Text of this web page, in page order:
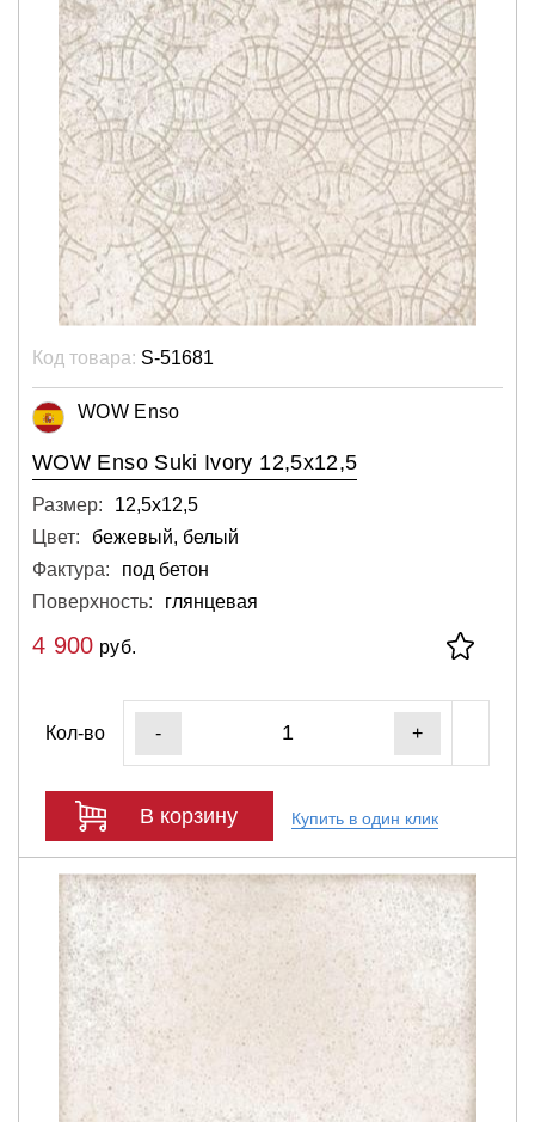
Код товара: S-51681
WOW Enso
WOW Enso Suki Ivory 12,5x12,5
Размер:
12,5х12,5
Цвет:
бежевый, белый
Фактура:
под бетон
Поверхность:
глянцевая
4 900 руб.
Кол-во - +
В корзину Купить в один клик